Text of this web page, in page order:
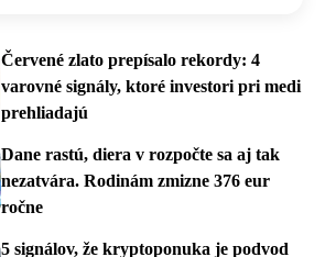
Červené zlato prepísalo rekordy: 4
varovné signály, ktoré investori pri medi
prehliadajú
Dane rastú, diera v rozpočte sa aj tak
nezatvára. Rodinám zmizne 376 eur
ročne
5 signálov, že kryptoponuka je podvod